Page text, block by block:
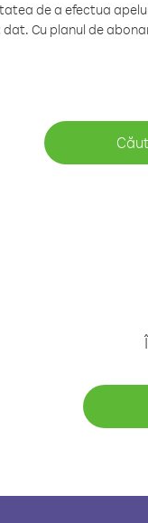
de a efectua
Cu planul de